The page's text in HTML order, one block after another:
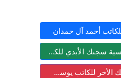
2- كتاب عقدك النفسية سجنك الأبدي للكاتب يوسف الحسني
3- كتاب اعرف وجهك الأخر للكاتب يوسف الحسني